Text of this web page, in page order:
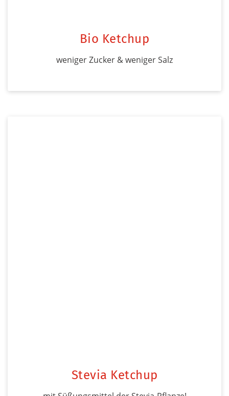
Bio Ketchup
weniger Zucker & weniger Salz
Stevia Ketchup